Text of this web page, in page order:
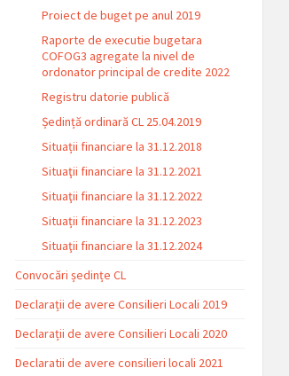
Proiect de buget pe anul 2019
Raporte de executie bugetara
COFOG3 agregate la nivel de
ordonator principal de credite 2022
Registru datorie publică
Ședință ordinară CL 25.04.2019
Situații financiare la 31.12.2018
Situaţii financiare la 31.12.2021
Situaţii financiare la 31.12.2022
Situații financiare la 31.12.2023
Situaţii financiare la 31.12.2024
Convocări ședințe CL
Declarații de avere Consilieri Locali 2019
Declarații de avere Consilieri Locali 2020
Declaratii de avere consilieri locali 2021